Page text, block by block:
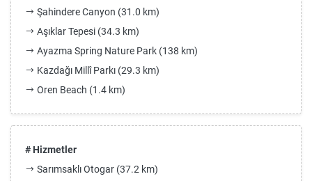
Şahindere Canyon (31.0 km)
Aşıklar Tepesi (34.3 km)
Ayazma Spring Nature Park (138 km)
Kazdağı Millî Parkı (29.3 km)
Oren Beach (1.4 km)
# Hizmetler
Sarımsaklı Otogar (37.2 km)